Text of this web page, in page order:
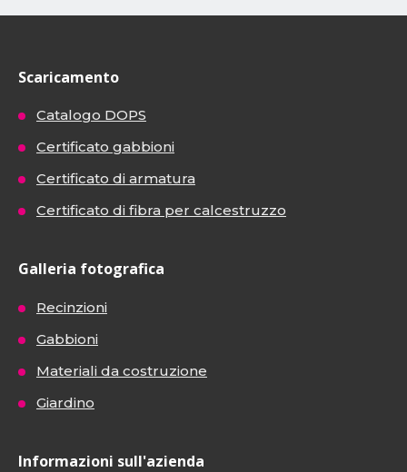
Scaricamento
Catalogo DOPS
Certificato gabbioni
Certificato di armatura
Certificato di fibra per calcestruzzo
Galleria fotografica
Recinzioni
Gabbioni
Materiali da costruzione
Giardino
Informazioni sull'azienda